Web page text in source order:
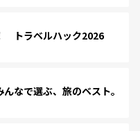
トラベルハック2026
なで選ぶ、旅のベスト。